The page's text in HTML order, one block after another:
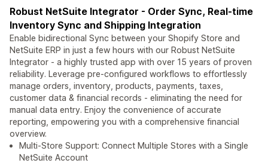
Robust NetSuite Integrator - Order Sync, Real-time
Inventory Sync and Shipping Integration
Enable bidirectional Sync between your Shopify Store and
NetSuite ERP in just a few hours with our Robust NetSuite
Integrator - a highly trusted app with over 15 years of proven
reliability. Leverage pre-configured workflows to effortlessly
manage orders, inventory, products, payments, taxes,
customer data & financial records - eliminating the need for
manual data entry. Enjoy the convenience of accurate
reporting, empowering you with a comprehensive financial
overview.
Multi-Store Support: Connect Multiple Stores with a Single
NetSuite Account